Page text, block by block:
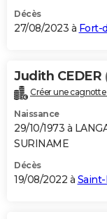
Décès
27/08/2023 à Fort-
Judith CEDER
Créer une cagnotte
Naissance
29/10/1973 à
SURINAME
Décès
19/08/2022 à